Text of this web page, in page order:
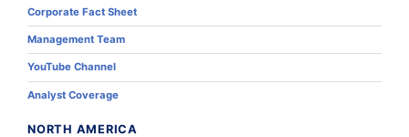
Corporate Fact Sheet
Management Team
YouTube Channel
Analyst Coverage
NORTH AMERICA